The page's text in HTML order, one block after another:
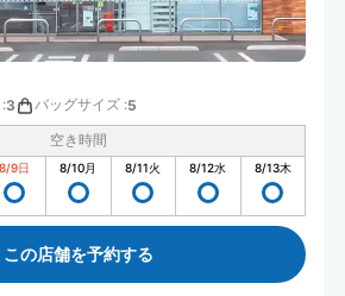
:3 バッグサイズ :5
空き時間
8/9日 8/10月 8/11火 8/12水 8/13木
この店舗を予約する